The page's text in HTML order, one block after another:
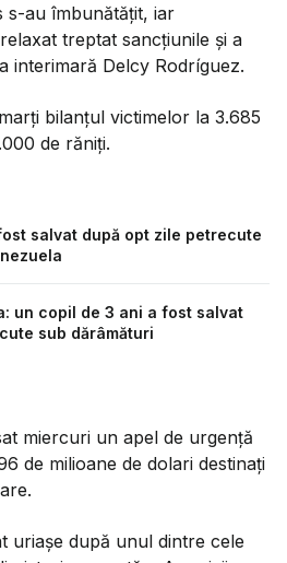
s-au îmbunătățit, iar
treptat sancțiunile și a
interimară Delcy Rodríguez.
bilanțul victimelor la 3.685
de răniți.
salvat după opt zile petrecute
un copil de 3 ani a fost salvat
sub dărâmături
miercuri un apel de urgență
de milioane de dolari destinați
uriașe după unul dintre cele